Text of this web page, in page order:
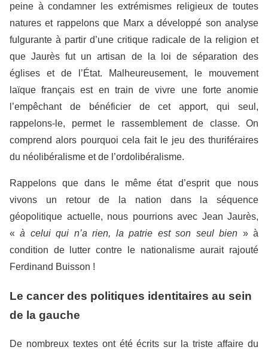
peine à condamner les extrémismes religieux de toutes
natures et rappelons que Marx a développé son analyse
fulgurante à partir d’une critique radicale de la religion et
que Jaurès fut un artisan de la loi de séparation des
églises et de l’État. Malheureusement, le mouvement
laïque français est en train de vivre une forte anomie
l’empêchant de bénéficier de cet apport, qui seul,
rappelons-le, permet le rassemblement de classe. On
comprend alors pourquoi cela fait le jeu des thuriféraires
du néolibéralisme et de l’ordolibéralisme.
Rappelons que dans le même état d’esprit que nous
vivons un retour de la nation dans la séquence
géopolitique actuelle, nous pourrions avec Jean Jaurès,
« à celui qui n’a rien, la patrie est son seul bien » à
condition de lutter contre le nationalisme aurait rajouté
Ferdinand Buisson !
Le cancer des politiques identitaires au sein
de la gauche
De nombreux textes ont été écrits sur la triste affaire du